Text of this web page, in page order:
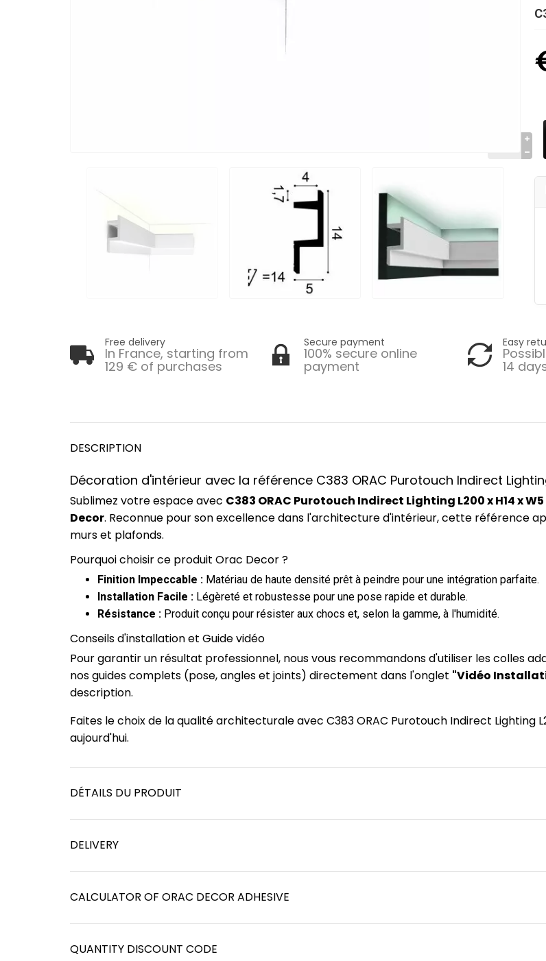
Free delivery
In France, starting from
129 € of purchases
Secure payment
100% secure online
payment
Easy
14
DESCRIPTION
Décoration d'intérieur avec la référence C383 ORAC Purotouch Indirect
Sublimez votre espace avec C383 ORAC Purotouch Indirect Lighting L200 x H14 x
Decor. Reconnue pour son excellence dans l'architecture d'intérieur, cette référence
murs et plafonds.
Pourquoi choisir ce produit Orac Decor ?
Finition Impeccable : Matériau de haute densité prêt à peindre pour une intégration parfaite.
Installation Facile : Légèreté et robustesse pour une pose rapide et durable.
Résistance : Produit conçu pour résister aux chocs et, selon la gamme, à l'humidité.
Conseils d'installation et Guide vidéo
Pour garantir un résultat professionnel, nous vous recommandons d'utiliser les colles
nos guides complets (pose, angles et joints) directement dans l'onglet "Vidéo
description.
Faites le choix de la qualité architecturale avec C383 ORAC Purotouch Indirect Lighting
aujourd'hui.
DÉTAILS DU PRODUIT
DELIVERY
CALCULATOR OF ORAC DECOR ADHESIVE
QUANTITY DISCOUNT CODE